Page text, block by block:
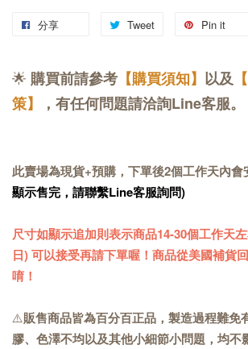
分享 Tweet Pin it
🌟 購買前請參考 【購買須知】 以及
策】
，有任何問題請洽詢Line客服。
此賣場為現貨+預購，下單後2個工作天內會
顯示售完，請聯繫Line客服詢問)
尺寸如顯示追加則表示商品14-30個工作天
日) 可以接受再請下單喔！商品從美國補貨
唷！
⚠️販售商品皆為百分百正品，製造過程難免
膠、色澤不均以及其他小細節小問題，均不